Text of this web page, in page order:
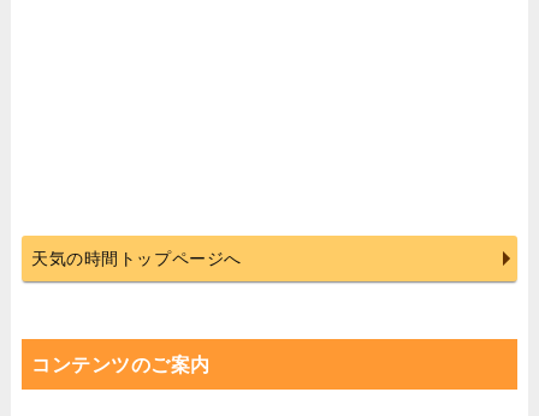
天気の時間トップページへ
コンテンツのご案内